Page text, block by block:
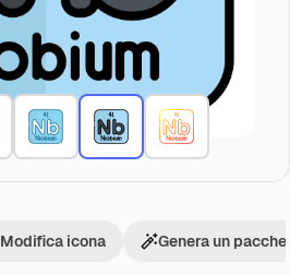
Modifica icona Genera un